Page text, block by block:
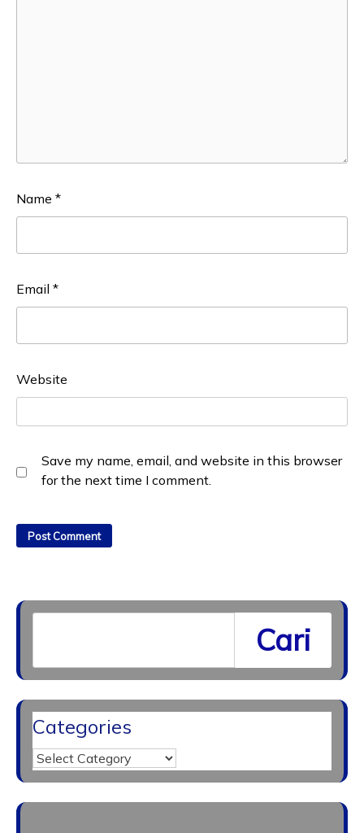
Name *
Email *
Website
Save my name, email, and website in this browser
for the next time I comment.
Cari
Categories